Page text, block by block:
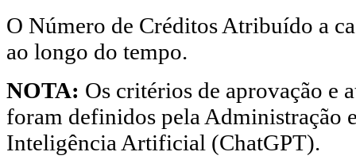
O Número de Créditos Atribuído a
ao longo do tempo.
NOTA: Os critérios de aprovação e
foram definidos pela Administração
Inteligência Artificial (ChatGPT).